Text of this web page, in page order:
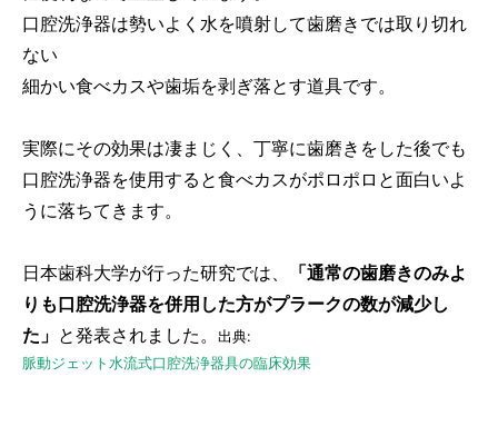
口腔洗浄器は勢いよく水を噴射して歯磨きでは取り切れ
ない
細かい食べカスや歯垢を剥ぎ落とす道具です。
実際にその効果は凄まじく、丁寧に歯磨きをした後でも
口腔洗浄器を使用すると食べカスがポロポロと面白いよ
うに落ちてきます。
日本歯科大学が行った研究では、
「通常の歯磨きのみよ
りも口腔洗浄器を併用した方がプラークの数が減少し
た」 と発表されました。
出典:
脈動ジェット水流式口腔洗浄器具の臨床効果